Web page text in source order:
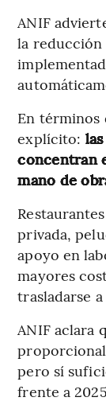
ANIF
la reducción
En términos
explícito:
concentran
mano de
privada,
apoyo en
mayores
trasladarse
ANIF aclara
pero sí
frente a